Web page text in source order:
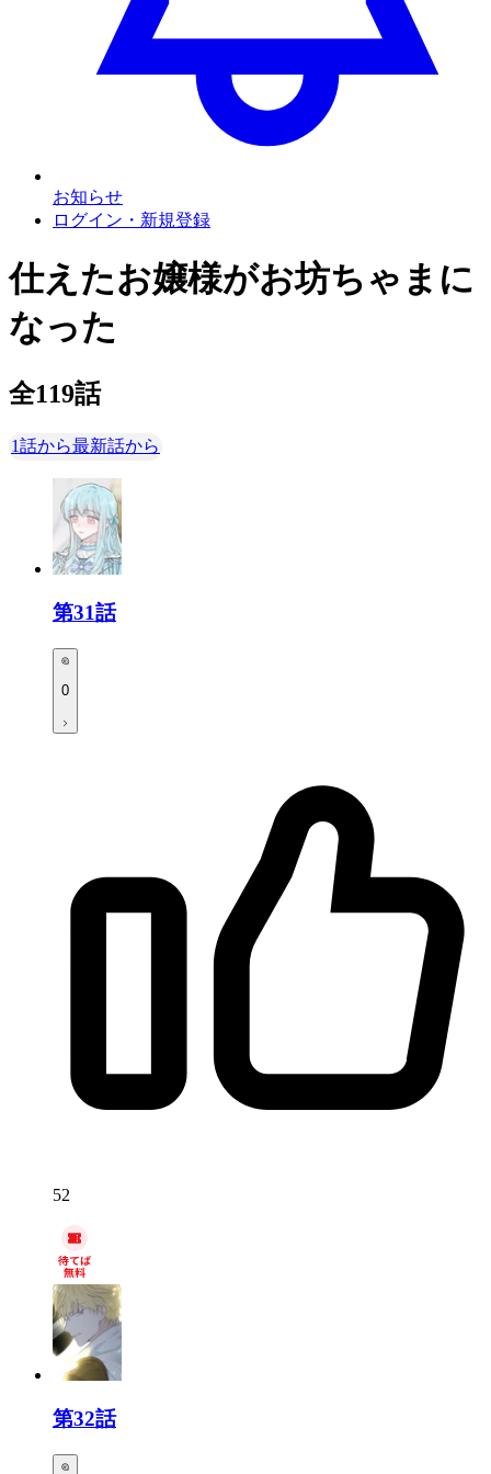
お知らせ
ログイン・新規登録
仕えたお嬢様がお坊ちゃまに
なった
全119話
1話から最新話から
第31話
0
52
第32話